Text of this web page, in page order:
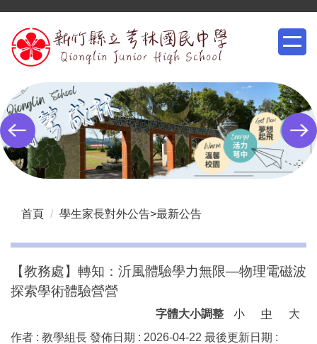
到
主
內
容
區
首頁 學生家長對外公告>最新公告
【教務處】轉知：沂風體驗學力無限—物理電磁波
探索學術體驗營營
字體大小調整 小 中
大
作者 : 教學組長 發佈日期 : 2026-04-22 最後更新日期 :